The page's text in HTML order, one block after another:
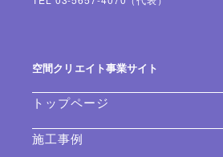
空間クリエイト事業サイト
トップページ
施工事例